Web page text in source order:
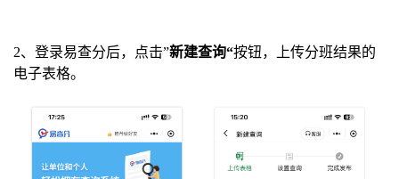
2、登录易查分后，点击”新建查询“按钮，上传分班结果的
电子表格。